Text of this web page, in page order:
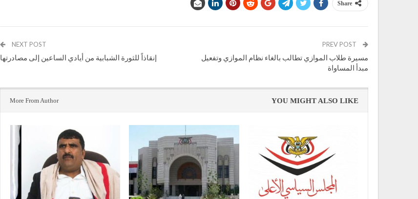
Share
مسيرة طلاب الموازي تطالب بالغاء نظام الموازي وتفعيل
مبدأ المساواة
NEXT POST
إنقاذاً للثورة الشبابية من أيادي الساعين إلى مصادرتها
YOU MIGHT ALSO LIKE
More From Author